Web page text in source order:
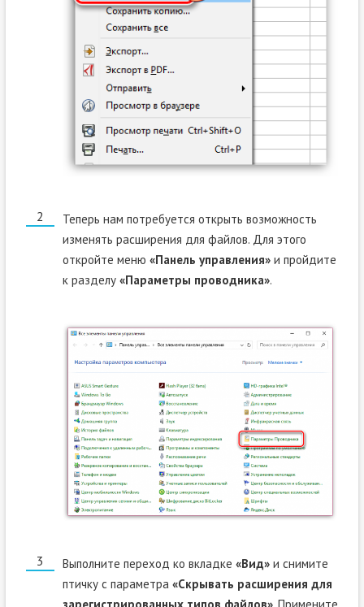
Теперь нам потребуется открыть возможность
изменять расширения для файлов. Для этого
откройте меню «Панель управления»и пройдите
к разделу «Параметры проводника».
Выполните переход ко вкладке «Вид»и снимите
птичку с параметра «Скрывать расширения для
зарегистрированных типов файлов». Примените